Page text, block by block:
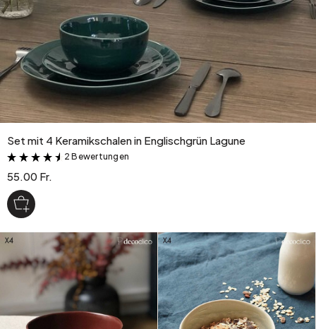
Set mit 4 Keramikschalen in Englischgrün Lagune
&
2 Bewertungen
55.00 Fr.